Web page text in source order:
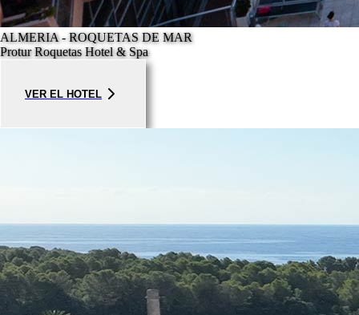
ALMERIA - ROQUETAS DE MAR
Protur Roquetas Hotel & Spa
VER EL HOTEL